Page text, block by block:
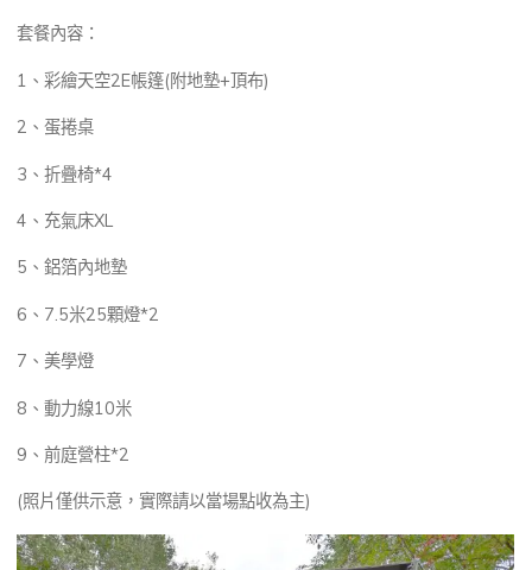
套餐內容：
1、彩繪天空2E帳篷(附地墊+頂布)
2、蛋捲桌
3、折疊椅*4
4、充氣床XL
5、鋁箔內地墊
6、7.5米25顆燈*2
7、美學燈
8、動力線10米
9、前庭營柱*2
(照片僅供示意，實際請以當場點收為主)